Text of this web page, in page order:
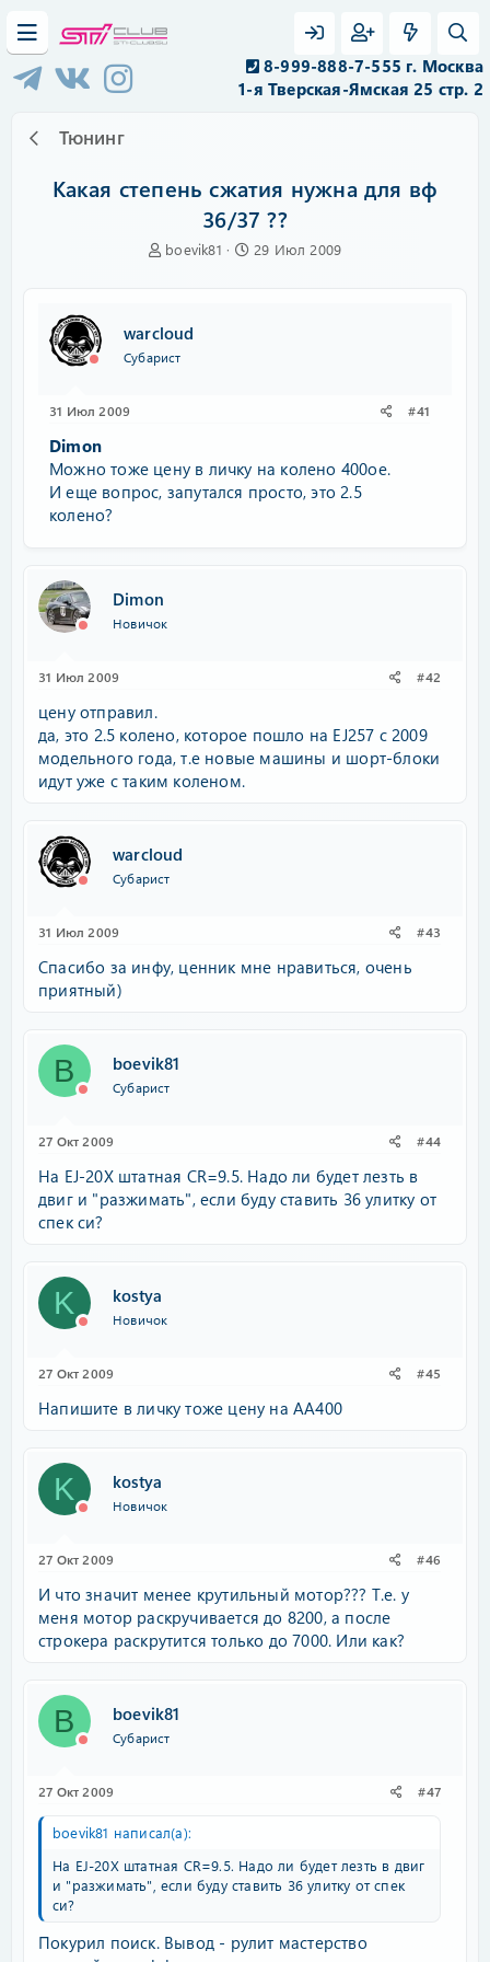
8-999-888-7-555 г. Москва
1-я Тверская-Ямская 25 стр. 2
Тюнинг
Какая степень сжатия нужна для вф
36/37 ??
А
р
е
boevik81
Д
29 Июл 2009
warcloud
Субарист
31 Июл 2009 #41
Dimon
Можно тоже цену в личку на колено 400ое.
И еще вопрос, запутался просто, это 2.5
колено?
Dimon
Новичок
31 Июл 2009 #42
цену отправил.
да, это 2.5 колено, которое пошло на EJ257 с 2009
модельного года, т.е новые машины и шорт-блоки
идут уже с таким коленом.
warcloud
Субарист
31 Июл 2009 #43
Спасибо за инфу, ценник мне нравиться, очень
приятный)
B boevik81
Субарист
27 Окт 2009 #44
На EJ-20Х штатная CR=9.5. Надо ли будет лезть в
двиг и "разжимать", если буду ставить 36 улитку от
спек си?
K kostya
Новичок
27 Окт 2009 #45
Напишите в личку тоже цену на АА400
K kostya
Новичок
27 Окт 2009 #46
И что значит менее крутильный мотор??? Т.е. у
меня мотор раскручивается до 8200, а после
строкера раскрутится только до 7000. Или как?
B boevik81
Субарист
27 Окт 2009 #47
boevik81 написал(а):
На EJ-20Х штатная CR=9.5. Надо ли будет лезть в двиг
и "разжимать", если буду ставить 36 улитку от спек
си?
Покурил поиск. Вывод - рулит мастерство